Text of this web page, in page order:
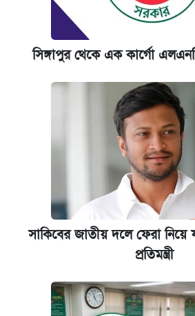
সিঙ্গাপুর থেকে এক কার্গো
সাকিবের জাতীয় দলে ফেরা নিয়ে
প্রতিমন্ত্রী